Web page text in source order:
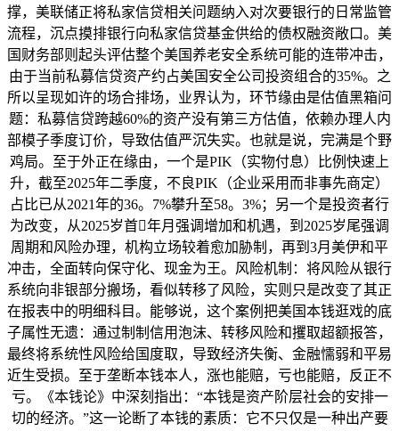
撑，美联储正将私家信贷相关问题纳入对次要银行的日常监管
流程，沉点摸排银行向私家信贷基金供给的债权融资敞口。美
国财务部则起头评估整个美国养老安全系统可能的连带冲击，
由于当前私募信贷资产约占美国安全公司投资组合的35%。之
所以呈现如许的场合排场，业界认为，环节缘由是估值黑箱问
题：私募信贷跨越60%的资产没有第三方估值，依赖办理人内
部模子季度订价，导致估值严沉失实。也就是说，完满是个野
鸡局。至于外正在缘由，一个是PIK（实物付息）比例快速上
升，截至2025年二季度，不良PIK（企业采用而非事先商定）
占比已从2021年的36。7%攀升至58。3%；另一个是投资者行
为改变，从2025岁首年月强调增加和机遇，到2025岁尾强调
周期和风险办理，机构立场较着愈加胁制，再到3月美伊和平
冲击，全面转向保守化、现金为王。风险机制：将风险从银行
系统向非银部分搬场，看似转移了风险，实则只是改变了其正
在报表中的明细科目。能够说，这个案例把美国本钱逛戏的底
子属性无遗：通过制制信用泡沫、转移风险和攫取超额报答，
最终将系统性风险给国度取，导致经济失衡、金融懦弱和平易
近生受损。至于垄断本钱本人，涨也能赔，亏也能赔，反正不
亏。《本钱论》中深刻指出：“本钱是资产阶层社会的安排一
切的经济。”这一论断了本钱的素质：它不只仅是一种出产要